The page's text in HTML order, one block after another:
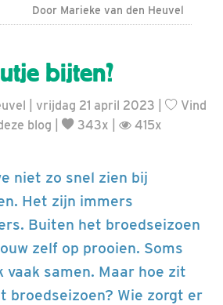
Door Marieke van den Heuvel
bijten?
| vrijdag 21 april 2023 |
Vind
blog 343x | 415x
niet zo snel zien bij
Het zijn immers
Buiten het broedseizoen
zelf op prooien. Soms
vaak samen. Maar hoe zit
broedseizoen? Wie zorgt er